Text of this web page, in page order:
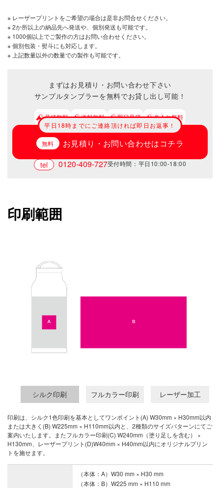
※ レーザープリントをご希望の場合は是非お問合せください。
※ 2か所以上の納品先へ発送や、個別発送も可能です。
※ 1000個以上でご製作の方はお問い合わせください。
※ 個別包装・熨斗にも対応します。
※ 上記数量以外の数量での製作も可能です。
まずはお見積り・お問い合わせ下さい
サンプルタンブラーを無料でお貸し出し可能！
見積無料 送料無料 即日見積 名入れ無料
お見積り・お問い合わせはコチラ
平日18時までにご連絡頂ければ即日お返事！
0120-409-727受付時間：平日10:00-18:00
印刷範囲
シルク印刷 フルカラー印刷 レーザー加工
印刷は、シルク1色印刷を基本としてワンポイント(A) W30mm × H30mm以内
または大きく(B) W225mm × H110mm以内と、2種類のサイズパターンにてご
案内いたします。またフルカラー印刷(C) W240mm（塗り足しを含む） ×
H130mm、レーザープリント(D)W40mm × H40mm以内にオリジナルプリン
トを施せます。
（本体：A）W30 mm × H30 mm
（本体：B）W225 mm × H110 mm